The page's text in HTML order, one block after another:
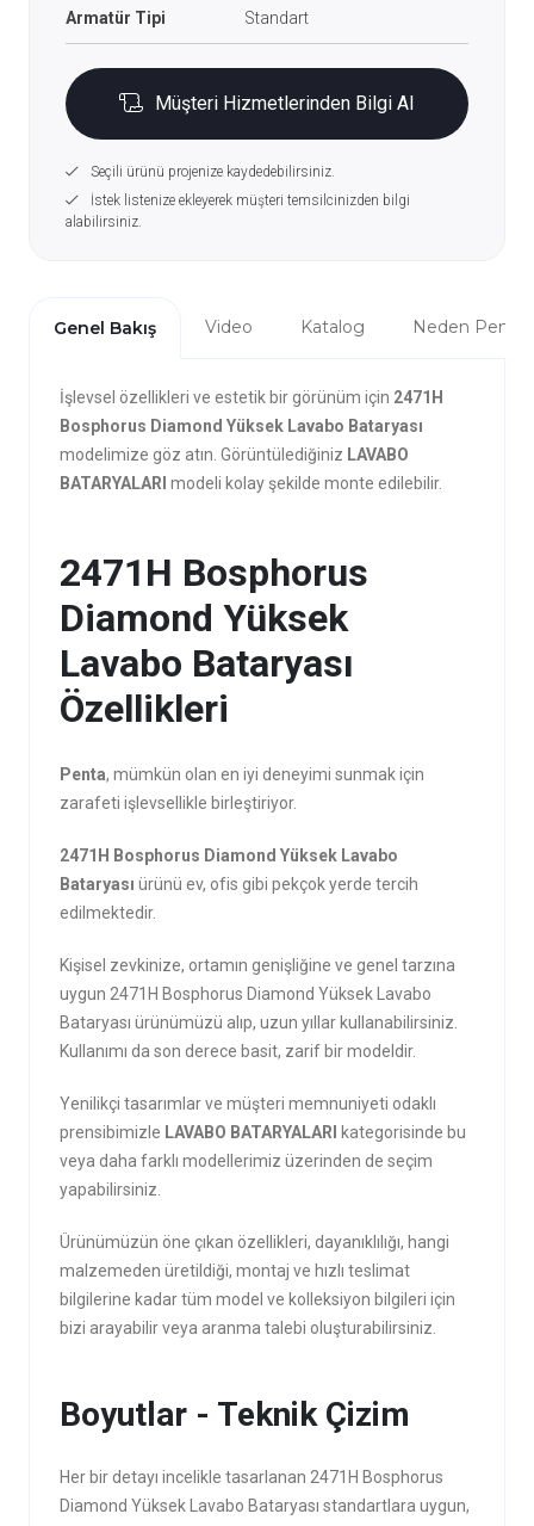
Armatür Tipi Standart
Müşteri Hizmetlerinden Bilgi Al
Seçili ürünü projenize kaydedebilirsiniz.
İstek listenize ekleyerek müşteri temsilcinizden bilgi
alabilirsiniz.
Genel Bakış Video Katalog Neden Penta?
İşlevsel özellikleri ve estetik bir görünüm için 2471H
Bosphorus Diamond Yüksek Lavabo Bataryası
modelimize göz atın. Görüntülediğiniz LAVABO
BATARYALARI modeli kolay şekilde monte edilebilir.
2471H Bosphorus
Diamond Yüksek
Lavabo Bataryası
Özellikleri
Penta, mümkün olan en iyi deneyimi sunmak için
zarafeti işlevsellikle birleştiriyor.
2471H Bosphorus Diamond Yüksek Lavabo
Bataryası ürünü ev, ofis gibi pekçok yerde tercih
edilmektedir.
Kişisel zevkinize, ortamın genişliğine ve genel tarzına
uygun 2471H Bosphorus Diamond Yüksek Lavabo
Bataryası ürünümüzü alıp, uzun yıllar kullanabilirsiniz.
Kullanımı da son derece basit, zarif bir modeldir.
Yenilikçi tasarımlar ve müşteri memnuniyeti odaklı
prensibimizle LAVABO BATARYALARI
kategorisinde bu
veya daha farklı modellerimiz üzerinden de seçim
yapabilirsiniz.
Ürünümüzün öne çıkan özellikleri, dayanıklılığı, hangi
malzemeden üretildiği, montaj ve hızlı teslimat
bilgilerine kadar tüm model ve kolleksiyon bilgileri için
bizi arayabilir veya aranma talebi oluşturabilirsiniz.
Boyutlar - Teknik Çizim
Her bir detayı incelikle tasarlanan 2471H Bosphorus
Diamond Yüksek Lavabo Bataryası standartlara uygun,